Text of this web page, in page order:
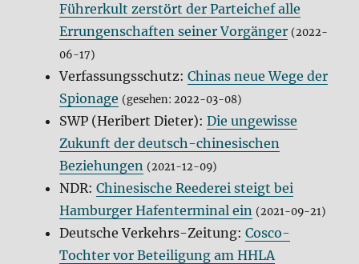
Führerkult zerstört der Parteichef alle
Errungenschaften seiner Vorgänger (2022-
06-17)
Verfassungsschutz:Chinas neue Wege der
Spionage (gesehen: 2022-03-08)
SWP (Heribert Dieter):Die ungewisse
Zukunft der deutsch-chinesischen
Beziehungen (2021-12-09)
NDR:Chinesische Reederei steigt bei
Hamburger Hafenterminal ein (2021-09-21)
Deutsche Verkehrs-Zeitung:Cosco-
Tochter vor Beteiligung am HHLA